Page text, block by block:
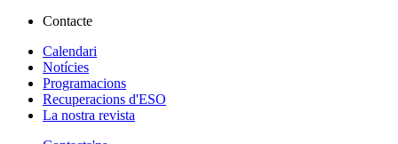
Contacte
Calendari
Notícies
Programacions
Recuperacions d'ESO
La nostra revista